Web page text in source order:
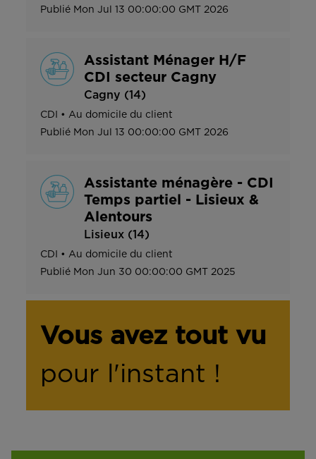
Publié Mon Jul 13 00:00:00 GMT 2026
Assistant Ménager H/F
CDI secteur Cagny
Cagny (14)
CDI • Au domicile du client
Publié Mon Jul 13 00:00:00 GMT 2026
Assistante ménagère - CDI
Temps partiel - Lisieux &
Alentours
Lisieux (14)
CDI • Au domicile du client
Publié Mon Jun 30 00:00:00 GMT 2025
Vous avez tout vu
pour l'instant !